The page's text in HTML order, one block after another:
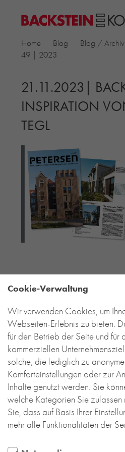
PROJEKTE
▼
KIRCHEN
MEHRFAMILIENHÄUSER
MUSEEN
BILDUNG & FORSCHUNG
PRODUKTE
▼
ALLGEMEINE
PETERSEN TEGL
RECYCLING-ZIEGEL
RE-USE-ZIEGEL
PRIVATKUNDEN
ÜBER UNS
BLOG
Home Blog Blog / Archiv
49 | 2023
21.11.2023|
INSPIRATION
TEGL
Backstein-Kontor
Handel- und Service mit
GmbH
Leyendeckerstraße 4 |
T+49 221 888 785-0
info@backstein-kontor.de
Öffnungszeiten
Mo – Do 8 – 17 Uhr
Cookie-Verwaltung
Wir verwenden Cookies, um
Webseiten-Erlebnis zu bieten.
für den Betrieb der Seite und für
kommerziellen
solche, die lediglich zu
Komforteinstellungen oder zur
Inhalte genutzt werden. Sie
welche Kategorien Sie zulassen
Sie, dass auf Basis Ihrer
mehr alle Funktionalitäten der